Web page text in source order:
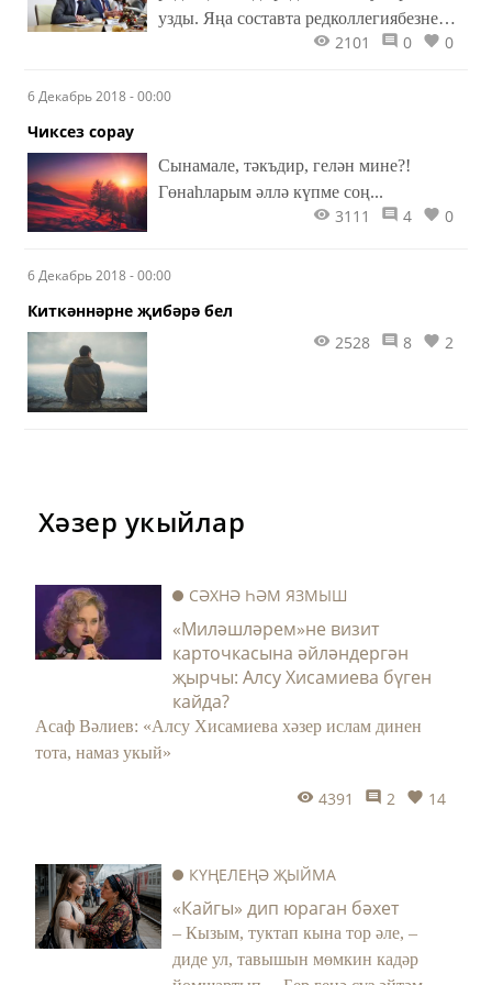
узды. Яңа составта редколлегиябезнең
әле беренче тапкыр җыелуы.
2101 0 0
6 Декабрь 2018 - 00:00
Чиксез сорау
Сынамале, тәкъдир, гелән мине?!
Гөнаһларым әллә күпме соң...
3111 4 0
6 Декабрь 2018 - 00:00
Киткәннәрне җибәрә бел
2528
8 2
Хәзер укыйлар
СӘХНӘ ҺӘМ ЯЗМЫШ
«Миләшләрем»не визит
карточкасына әйләндергән
җырчы: Алсу Хисамиева бүген
кайда?
Асаф Вәлиев: «Алсу Хисамиева хәзер ислам динен
тота, намаз укый»
4391 2 14
КҮҢЕЛЕҢӘ ҖЫЙМА
«Кайгы» дип юраган бәхет
– Кызым, туктап кына тор әле, –
диде ул, тавышын мөмкин кадәр